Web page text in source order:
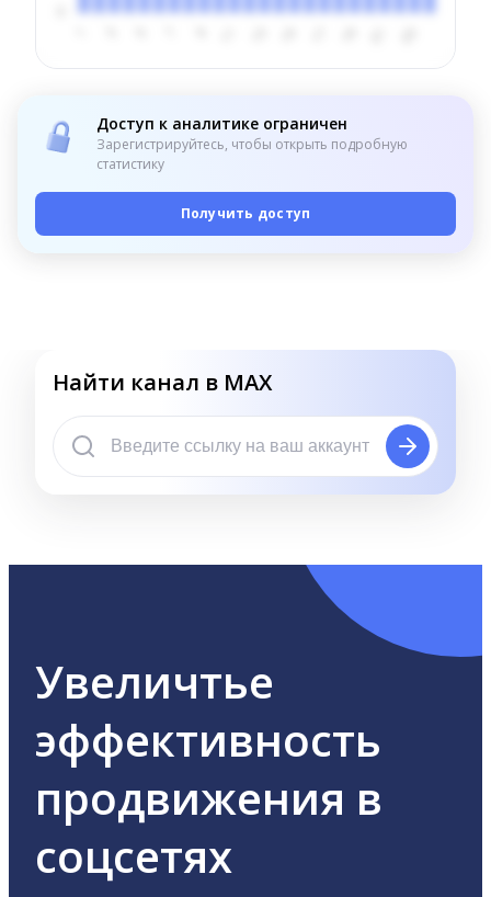
Доступ к аналитике ограничен
Зарегистрируйтесь, чтобы открыть подробную
статистику
Получить доступ
Найти канал в MAX
Увеличтье
эффективность
продвижения в
соцсетях